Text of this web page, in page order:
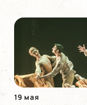
19 мая